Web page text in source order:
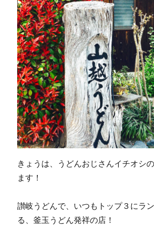
きょうは、うどんおじさんイチオシ
ます！
讃岐うどんで、いつもトップ３にラ
る、釜玉うどん発祥の店！